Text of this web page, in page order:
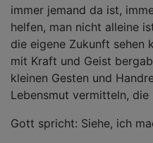
immer jemand da ist,
helfen, man nicht alleine
die eigene Zukunft sehen
mit Kraft und Geist
kleinen Gesten und
Lebensmut vermitteln,
Gott spricht: Siehe, ich